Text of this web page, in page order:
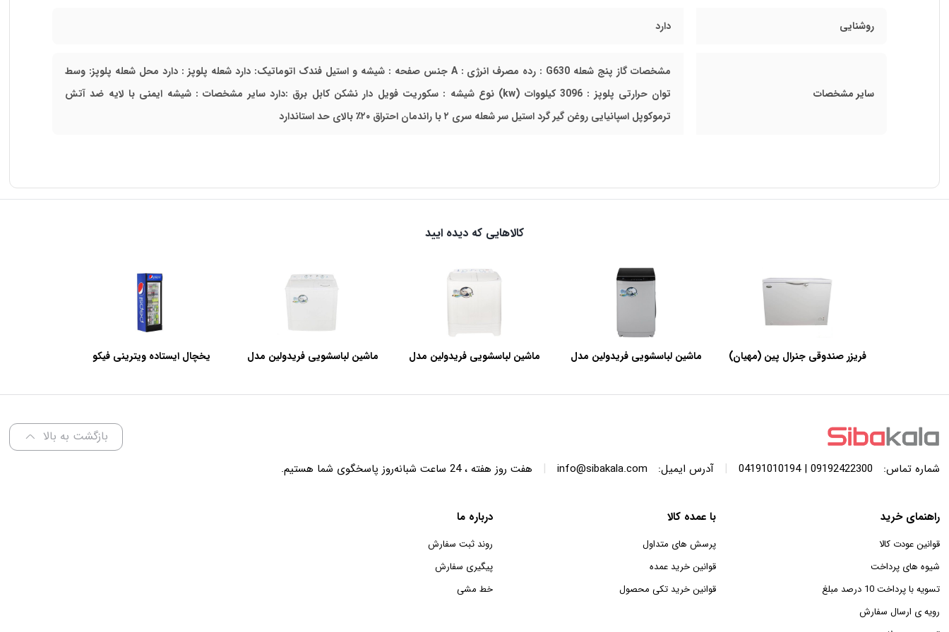
روشنایی دارد
سایر مشخصات
مشخصات گاز پنج شعله G630 : رده مصرف انرژی : A جنس صفحه : شیشه و استیل فندک اتوماتیک: دارد شعله پلوپز : دارد محل شعله پلوپز: وسط
توان حرارتی پلوپز : 3096 کیلووات (kw) نوع شیشه : سکوریت فویل دار نشکن کابل برق :دارد سایر مشخصات : شیشه ایمنی با لایه ضد آتش
ترموکوپل اسپانیایی روغن گیر گرد استیل سر شعله سری ۲ با راندمان احتراق ۲۰٪ بالای حد استاندارد
کالاهایی که دیده ایید
فریزر صندوقی جنرال پین (مهیان)
ماشین لباسشویی فریدولین مدل
ماشین لباسشویی فریدولین مدل
ماشین لباسشویی فریدولین مدل
یخچال ایستاده ویترینی فیکو
بازگشت به بالا
شماره تماس: 09192422300 | 04191010194
| آدرس ایمیل: info@sibakala.com
| هفت روز هفته ، 24 ساعت شبانه‌روز پاسخگوی شما هستیم.
راهنمای خرید
قوانین عودت کالا
شیوه های پرداخت
تسویه با پرداخت 10 درصد مبلغ
رویه ی ارسال سفارش
با عمده کالا
پرسش های متداول
قوانین خرید عمده
قوانین خرید تکی محصول
درباره ما
روند ثبت سفارش
پیگیری سفارش
خط مشی